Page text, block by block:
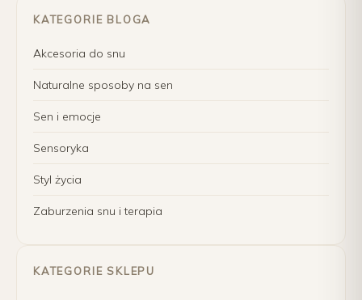
KATEGORIE BLOGA
Akcesoria do snu
Naturalne sposoby na sen
Sen i emocje
Sensoryka
Styl życia
Zaburzenia snu i terapia
KATEGORIE SKLEPU